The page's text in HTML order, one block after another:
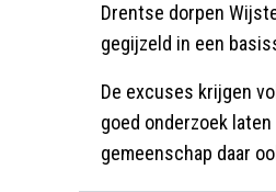
Drentse dorpen
gegijzeld in een
De excuses krijgen
goed onderzoek
gemeenschap daar